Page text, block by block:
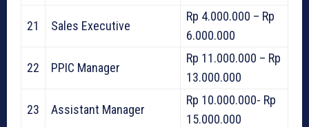
21 Sales Executive
Rp 4.000.000 – Rp
6.000.000
22 PPIC Manager
Rp 11.000.000 – Rp
13.000.000
23 Assistant Manager
Rp 10.000.000- Rp
15.000.000